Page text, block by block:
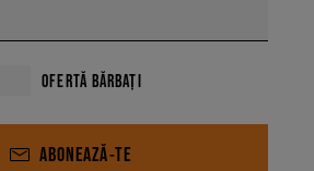
OFERTĂ BĂRBAȚI
ABONEAZĂ-TE